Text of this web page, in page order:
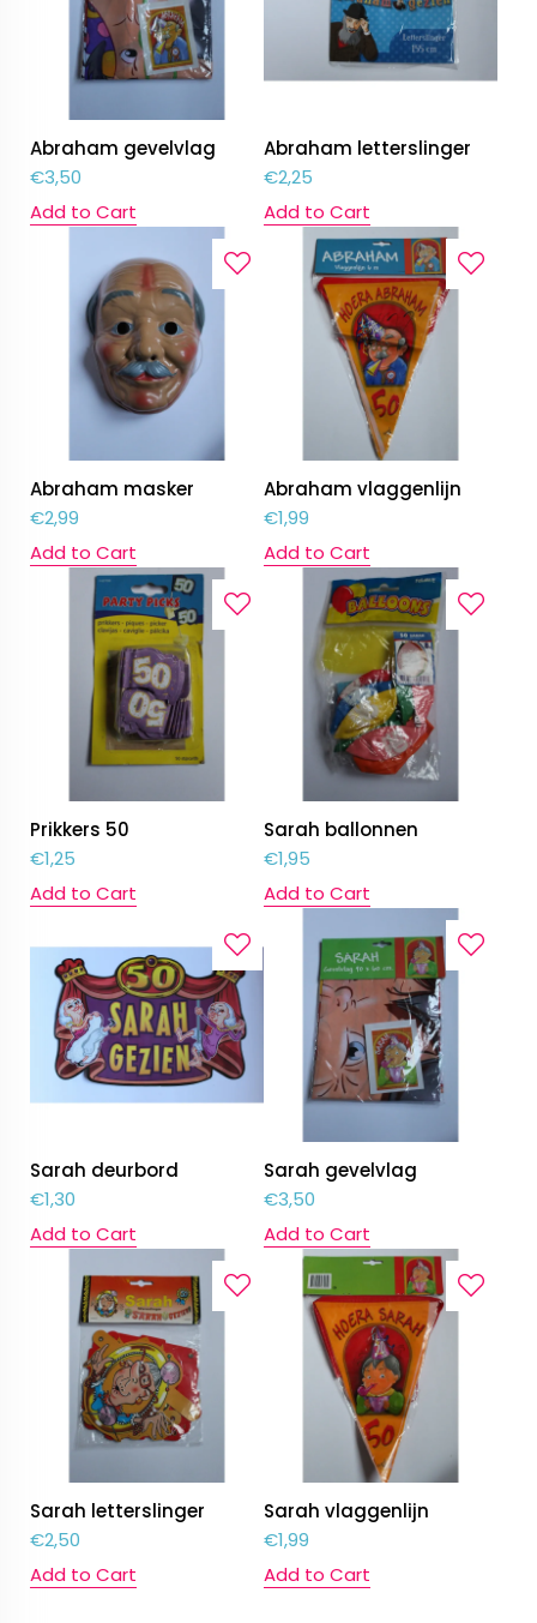
Abraham gevelvlag
€3,50
Add to Cart
Abraham letterslinger
€2,25
Add to Cart
Abraham masker
€2,99
Add to Cart
Abraham vlaggenlijn
€1,99
Add to Cart
Prikkers 50
€1,25
Add to Cart
Sarah ballonnen
€1,95
Add to Cart
Sarah deurbord
€1,30
Add to Cart
Sarah gevelvlag
€3,50
Add to Cart
Sarah letterslinger
€2,50
Add to Cart
Sarah vlaggenlijn
€1,99
Add to Cart